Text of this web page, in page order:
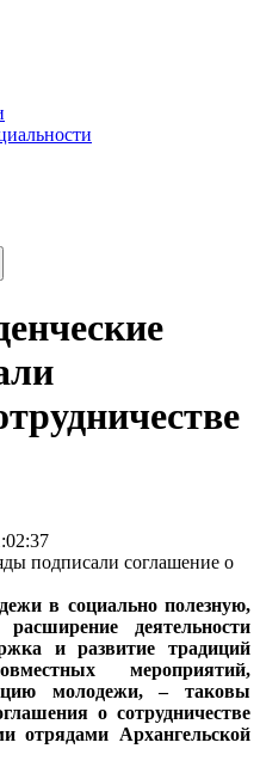
в социально полезную,
расширение деятельности
и развитие традиций
мероприятий,
молодежи, – таковы
о сотрудничестве
отрядами Архангельской